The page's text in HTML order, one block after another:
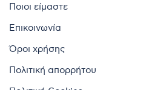
Ποιοι είμαστε
Επικοινωνία
Όροι χρήσης
Πολιτική απορρήτου